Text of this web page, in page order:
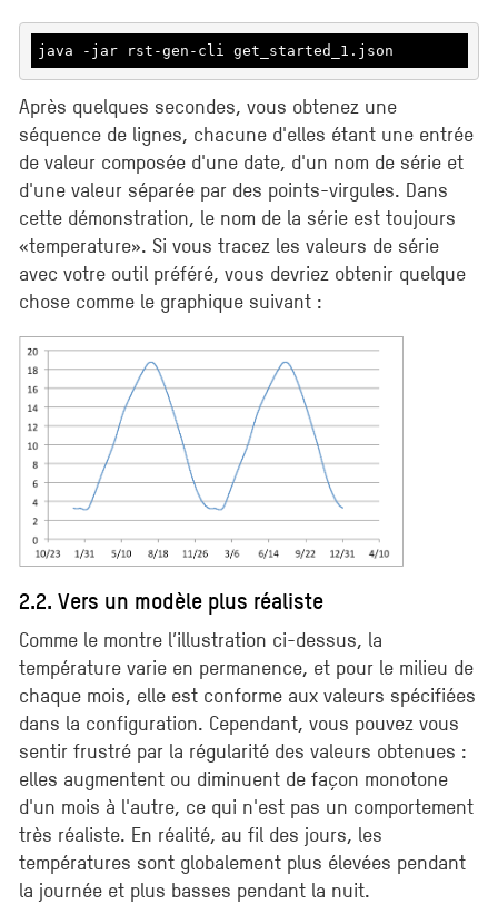
java -jar rst-gen-cli get_started_1.json
Après quelques secondes, vous obtenez une
séquence de lignes, chacune d'elles étant une entrée
de valeur composée d'une date, d'un nom de série et
d'une valeur séparée par des points-virgules. Dans
cette démonstration, le nom de la série est toujours
«temperature». Si vous tracez les valeurs de série
avec votre outil préféré, vous devriez obtenir quelque
chose comme le graphique suivant :
2.2. Vers un modèle plus réaliste
Comme le montre l’illustration ci-dessus, la
température varie en permanence, et pour le milieu de
chaque mois, elle est conforme aux valeurs spécifiées
dans la configuration. Cependant, vous pouvez vous
sentir frustré par la régularité des valeurs obtenues :
elles augmentent ou diminuent de façon monotone
d'un mois à l'autre, ce qui n'est pas un comportement
très réaliste. En réalité, au fil des jours, les
températures sont globalement plus élevées pendant
la journée et plus basses pendant la nuit.